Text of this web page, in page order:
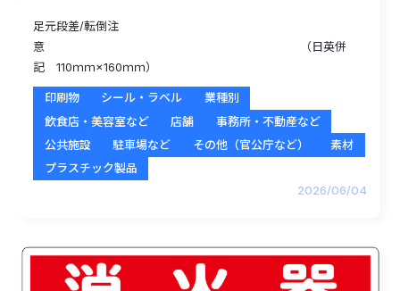
足元段差/転倒注
意 （日英併
記 110ｍｍ×160ｍｍ）
印刷物 シール・ラベル
業種別
飲食店・美容室など
店舗
事務所・不動産など
公共施設
駐車場など その他（官公庁など）
素材
プラスチック製品
2026/06/04